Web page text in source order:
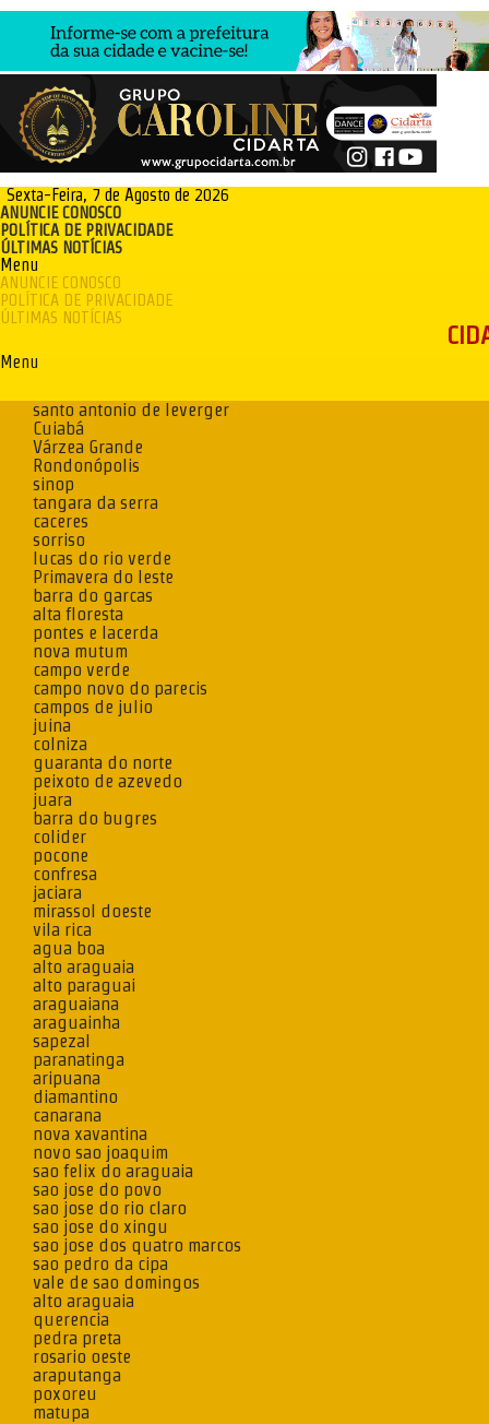
Sexta-Feira, 7 de Agosto de 2026
ANUNCIE CONOSCO
POLÍTICA DE PRIVACIDADE
ÚLTIMAS NOTÍCIAS
Menu
ANUNCIE CONOSCO
POLÍTICA DE PRIVACIDADE
ÚLTIMAS NOTÍCIAS
Menu
santo antonio de leverger
Cuiabá
Várzea Grande
Rondonópolis
sinop
tangara da serra
caceres
sorriso
lucas do rio verde
Primavera do leste
barra do garcas
alta floresta
pontes e lacerda
nova mutum
campo verde
campo novo do parecis
campos de julio
juina
colniza
guaranta do norte
peixoto de azevedo
juara
barra do bugres
colider
pocone
confresa
jaciara
mirassol doeste
vila rica
agua boa
alto araguaia
alto paraguai
araguaiana
araguainha
sapezal
paranatinga
aripuana
diamantino
canarana
nova xavantina
novo sao joaquim
sao felix do araguaia
sao jose do povo
sao jose do rio claro
sao jose do xingu
sao jose dos quatro marcos
sao pedro da cipa
vale de sao domingos
alto araguaia
querencia
pedra preta
rosario oeste
araputanga
poxoreu
matupa